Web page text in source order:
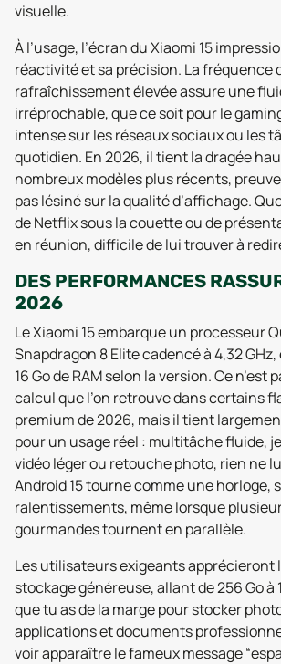
visuelle.
À l’usage, l’écran du Xiaomi 15
réactivité et sa précision. La fréquence
rafraîchissement élevée assure une
irréprochable, que ce soit pour le
intense sur les réseaux sociaux ou les
quotidien. En 2026, il tient la dragée
nombreux modèles plus récents, preuve
pas lésiné sur la qualité d’affichage.
de Netflix sous la couette ou de
en réunion, difficile de lui trouver à
DES PERFORMANCES
2026
Le Xiaomi 15 embarque un processeur
Snapdragon 8 Elite cadencé à 4,32 GHz,
16 Go de RAM selon la version. Ce n’est
calcul que l’on retrouve dans certains
premium de 2026, mais il tient
pour un usage réel : multitâche fluide,
vidéo léger ou retouche photo, rien ne
Android 15 tourne comme une horloge,
ralentissements, même lorsque
gourmandes tournent en parallèle.
Les utilisateurs exigeants apprécieront
stockage généreuse, allant de 256 Go à
que tu as de la marge pour stocker
applications et documents
voir apparaître le fameux message